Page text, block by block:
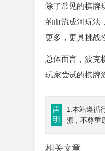
除了常见的棋牌
的血流成河玩法
更多，更具挑战
总体而言，波克
玩家尝试的棋牌
声
明
1.本站遵循
源，不尊重
相关文章